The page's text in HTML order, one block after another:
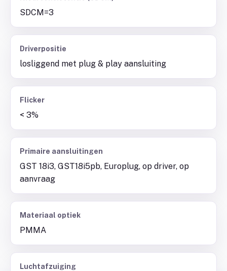
SDCM=3
Driverpositie
losliggend met plug & play aansluiting
Flicker
< 3%
Primaire aansluitingen
GST 18i3, GST18i5pb, Europlug, op driver, op
aanvraag
Materiaal optiek
PMMA
Luchtafzuiging